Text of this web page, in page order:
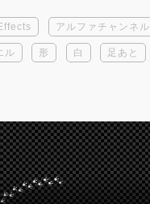
アルファチャンネル
ル 形 白 足あと